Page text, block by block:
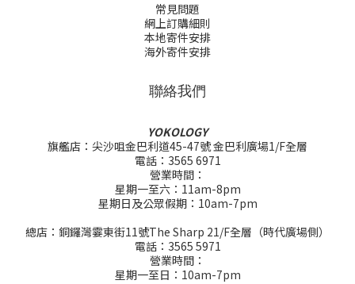
常見問題
網上訂購細則
本地寄件安排
海外寄件安排
聯絡我們
YOKOLOGY
旗艦店：尖沙咀金巴利道45-47號 金巴利廣場1/F全層
電話：3565 6971
營業時間：
星期一至六：11am-8pm
星期日及公眾假期：10am-7pm
總店：銅鑼灣霎東街11號The Sharp 21/F全層（時代廣場側）
電話：3565 5971
營業時間：
星期一至日：10am-7pm